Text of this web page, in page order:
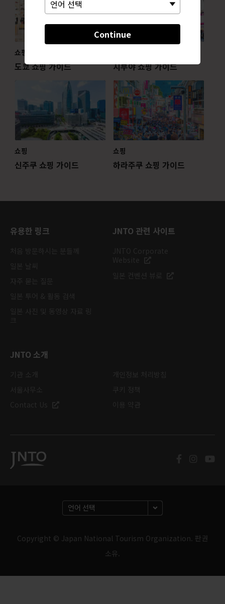
Continue
쇼핑
도쿄 쇼핑 가이드 시부야 쇼핑 가이드
쇼핑
신주쿠 쇼핑 가이드
쇼핑
하라주쿠 쇼핑 가이드
유용한 링크 JNTO 관련 사이트
JNTO 소개
Copyright © Japan National Tourism Organization. 판권
소유.